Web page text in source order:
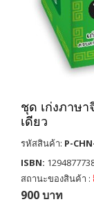
ชุด เก่งภาษ
เดียว
รหัสสินค้า: P-
ISBN:
สถานะของสินค้า :
900 บาท